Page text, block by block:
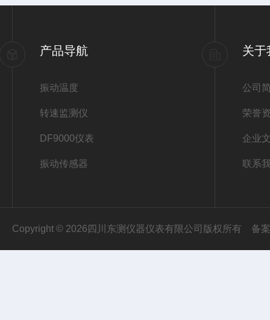
产品导航
振动温度
转速监测仪
DF9000仪表
振动传感器
关于
公司
荣誉
企业
联系
Copyright © 2026四川东测仪器仪表有限公司版权所有 备